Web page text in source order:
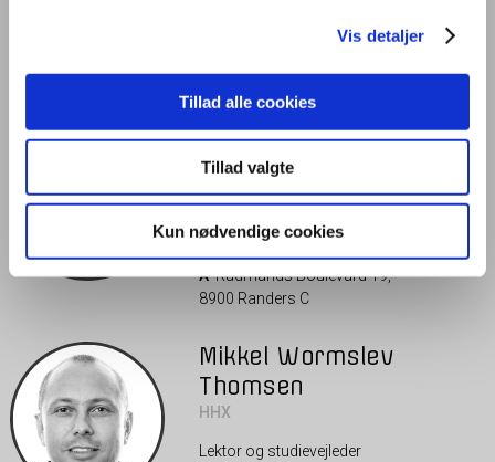
Vis detaljer
Tillad alle cookies
Tillad valgte
Kun nødvendige cookies
Vejledere
Gitte Nehlsen
HHX
Lektor og studievejleder
T4188 0076
E gne@tradium.dk
ARådmands Boulevard 19,
8900 Randers C
Mikkel Wormslev
Thomsen
HHX
Lektor og studievejleder